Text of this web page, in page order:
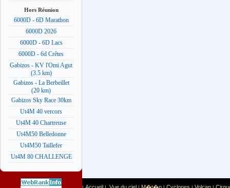
Hors Réunion
6000D - 6D Marathon
6000D 2026
6000D - 6D Lacs
6000D - 6d Crêtes
Gabizos - KV l'Omi Agut
(3.5 km)
Gabizos - La Berbeillet
(20 km)
Gabizos Sky Race 30km
Ut4M 40 vercors
Ut4M 40 Chartreuse
Ut4M50 Belledonne
Ut4M50 Taillefer
Ut4M 80 CHALLENGE